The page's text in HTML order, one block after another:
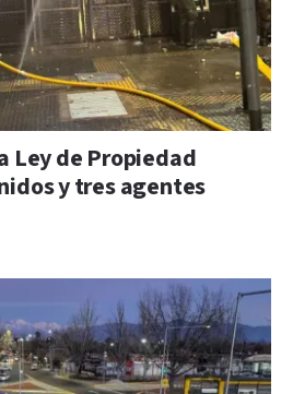
Ley de Propiedad
y tres agentes